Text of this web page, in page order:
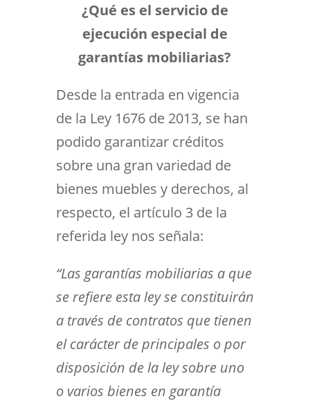
¿Qué es el servicio de
ejecución especial de
garantías mobiliarias?
Desde la entrada en vigencia
de la Ley 1676 de 2013, se han
podido garantizar créditos
sobre una gran variedad de
bienes muebles y derechos, al
respecto, el artículo 3 de la
referida ley nos señala:
“Las garantías mobiliarias a que
se refiere esta ley se constituirán
a través de contratos que tienen
el carácter de principales o por
disposición de la ley sobre uno
o varios bienes en garantía